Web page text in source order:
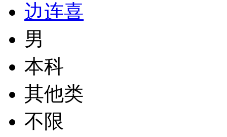
边连喜
男
本科
其他类
不限